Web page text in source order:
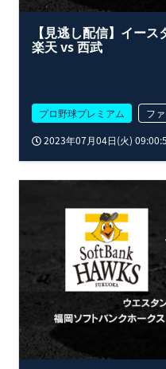
【見逃し配信】イー
楽天 vs 西武
プロ野球プレミアム
フ
2023年07月04日(火)